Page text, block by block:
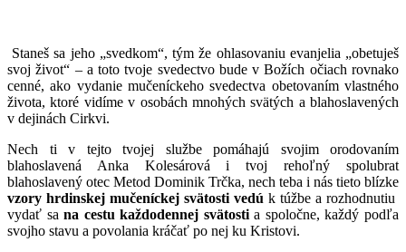
Staneš sa jeho „svedkom“, tým že ohlasovaniu evanjelia „obetuješ
svoj život“ – a toto tvoje svedectvo bude v Božích očiach rovnako
cenné, ako vydanie mučeníckeho svedectva obetovaním vlastného
života, ktoré vidíme v osobách mnohých svätých a blahoslavených
v dejinách Cirkvi.
Nech ti v tejto tvojej službe pomáhajú svojim orodovaním
blahoslavená Anka Kolesárová i tvoj rehoľný spolubrat
blahoslavený otec Metod Dominik Trčka, nech teba i nás tieto blízke
vzory hrdinskej mučeníckej svätosti vedú k túžbe a rozhodnutiu
vydať sa na cestu každodennej svätostia spoločne, každý podľa
svojho stavu a povolania kráčať po nej ku Kristovi.